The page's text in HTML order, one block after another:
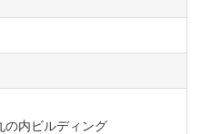
の内ビルディング